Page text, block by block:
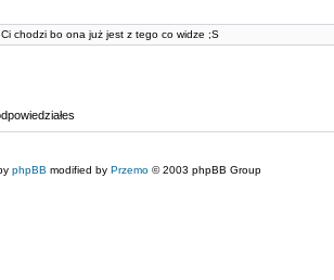
chodzi bo ona już jest z tego co widze ;S
phpBB modified by Przemo © 2003 phpBB Group